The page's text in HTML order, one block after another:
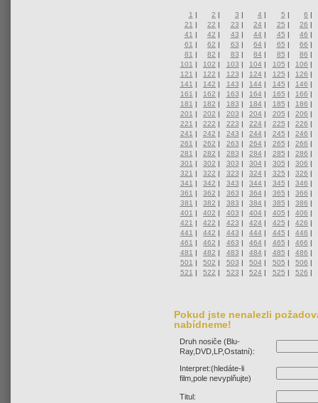
1 | 2 | 3 | 4 | 5 | 6 |
21 | 22 | 23 | 24 | 25 | 26 |
41 | 42 | 43 | 44 | 45 | 46 |
61 | 62 | 63 | 64 | 65 | 66 |
81 | 82 | 83 | 84 | 85 | 86 |
101 | 102 | 103 | 104 | 105 | 106 |
121 | 122 | 123 | 124 | 125 | 126 |
141 | 142 | 143 | 144 | 145 | 146 |
161 | 162 | 163 | 164 | 165 | 166 |
181 | 182 | 183 | 184 | 185 | 186 |
201 | 202 | 203 | 204 | 205 | 206 |
221 | 222 | 223 | 224 | 225 | 226 |
241 | 242 | 243 | 244 | 245 | 246 |
261 | 262 | 263 | 264 | 265 | 266 |
281 | 282 | 283 | 284 | 285 | 286 |
301 | 302 | 303 | 304 | 305 | 306 |
321 | 322 | 323 | 324 | 325 | 326 |
341 | 342 | 343 | 344 | 345 | 346 |
361 | 362 | 363 | 364 | 365 | 366 |
381 | 382 | 383 | 384 | 385 | 386 |
401 | 402 | 403 | 404 | 405 | 406 |
421 | 422 | 423 | 424 | 425 | 426 |
441 | 442 | 443 | 444 | 445 | 446 |
461 | 462 | 463 | 464 | 465 | 466 |
481 | 482 | 483 | 484 | 485 | 486 |
501 | 502 | 503 | 504 | 505 | 506 |
521 | 522 | 523 | 524 | 525 | 526 |
Pokud jste nenalezli
nabídneme!
Druh nosiče (Blu-
Ray,DVD,LP,Ostatní):
Interpret:(hledáte-li
film,pole nevyplňujte)
Titul: